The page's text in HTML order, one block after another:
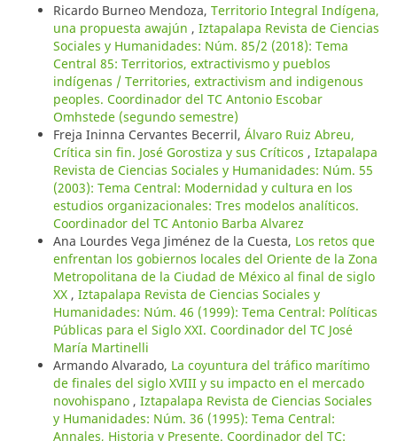
Ricardo Burneo Mendoza, Territorio Integral Indígena,
una propuesta awajún , Iztapalapa Revista de Ciencias
Sociales y Humanidades: Núm. 85/2 (2018): Tema
Central 85: Territorios, extractivismo y pueblos
indígenas / Territories, extractivism and indigenous
peoples. Coordinador del TC Antonio Escobar
Omhstede (segundo semestre)
Freja Ininna Cervantes Becerril, Álvaro Ruiz Abreu,
Crítica sin fin. José Gorostiza y sus Críticos , Iztapalapa
Revista de Ciencias Sociales y Humanidades: Núm. 55
(2003): Tema Central: Modernidad y cultura en los
estudios organizacionales: Tres modelos analíticos.
Coordinador del TC Antonio Barba Alvarez
Ana Lourdes Vega Jiménez de la Cuesta, Los retos que
enfrentan los gobiernos locales del Oriente de la Zona
Metropolitana de la Ciudad de México al final de siglo
XX , Iztapalapa Revista de Ciencias Sociales y
Humanidades: Núm. 46 (1999): Tema Central: Políticas
Públicas para el Siglo XXI. Coordinador del TC José
María Martinelli
Armando Alvarado, La coyuntura del tráfico marítimo
de finales del siglo XVIII y su impacto en el mercado
novohispano , Iztapalapa Revista de Ciencias Sociales
y Humanidades: Núm. 36 (1995): Tema Central:
Annales, Historia y Presente. Coordinador del TC: